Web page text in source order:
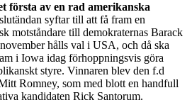
första av en rad amerikanska
syftar till att få fram en
motståndare till demokraternas Barack
hålls val i USA, och då ska
i Iowa idag förhoppningsvis göra
styre. Vinnaren blev den f.d
Romney, som med blott en handfull
kandidaten Rick Santorum.